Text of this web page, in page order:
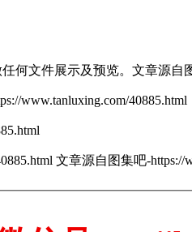
何文件展示及预览。 文章源自
www.tanluxing.com/40885.html
文章源自图集吧-https://